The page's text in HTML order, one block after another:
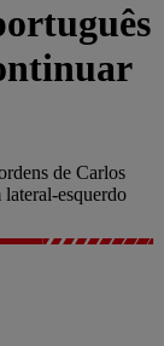
de Carlos
esquerdo